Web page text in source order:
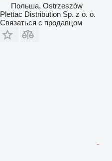
Польша, Ostrzeszów
Plettac Distribution Sp. z o. o.
Связаться с продавцом